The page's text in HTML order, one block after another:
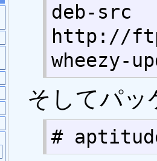
deb-src
http://
wheezy-
そしてパッ
#